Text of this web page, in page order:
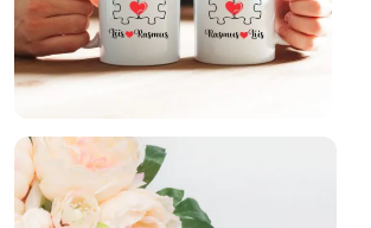
Nimedega personaliseeritav kruus “Pusle”
19,90